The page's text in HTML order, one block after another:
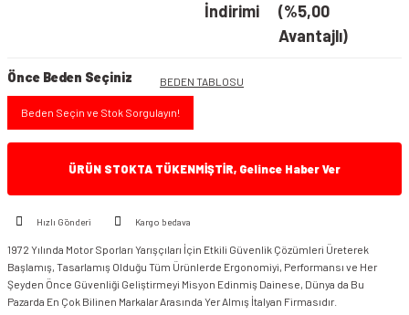
İndirimi
(%5,00
Avantajlı)
Önce Beden Seçiniz BEDEN TABLOSU
Beden Seçin ve Stok Sorgulayın!
ÜRÜN STOKTA TÜKENMİŞTİR, Gelince Haber Ver
Hızlı Gönderi Kargo bedava
1972 Yılında Motor Sporları Yarışçıları İçin Etkili Güvenlik Çözümleri Üreterek
Başlamış, Tasarlamış Olduğu Tüm Ürünlerde Ergonomiyi, Performansı ve Her
Şeyden Önce Güvenliği Geliştirmeyi Misyon Edinmiş Dainese, Dünya da Bu
Pazarda En Çok Bilinen Markalar Arasında Yer Almış İtalyan Firmasıdır.